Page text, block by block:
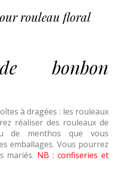
rouleau floral
bonbon
à dragées : les rouleaux
réaliser des rouleaux de
de menthos que vous
emballages. Vous pourrez
mariés. NB : confiseries et